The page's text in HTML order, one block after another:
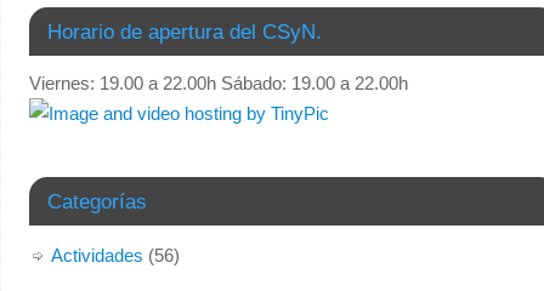
3 months ago
COMUNICADO: “Cierre de nuestra histórica sede.”
El pasado fin de semana, además de celebrar la jornada
desde 2006 ha albergado el “Centro Social y Nacional
Salamanca”, nuestra histórica sede situada en el Paseo
del Gran Capitán 51.
Horario de apertura del CSyN.
Viernes: 19.00 a 22.00h Sábado: 19.00 a 22.00h
Categorías
Actividades (56)